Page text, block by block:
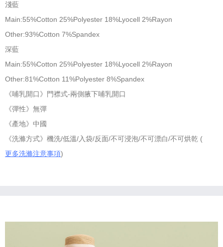
淺藍
Main:55%Cotton 25%Polyester 18%Lyocell 2%Rayon
Other:93%Cotton 7%Spandex
深藍
Main:55%Cotton 25%Polyester 18%Lyocell 2%Rayon
Other:81%Cotton 11%Polyester 8%Spandex
《哺乳開口》門襟式-兩側腋下哺乳開口
《彈性》無彈
《產地》中國
《洗滌方式》機洗/低溫/入袋/反面/不可浸泡/不可漂白/不可烘乾 (
更多洗滌注意事項)